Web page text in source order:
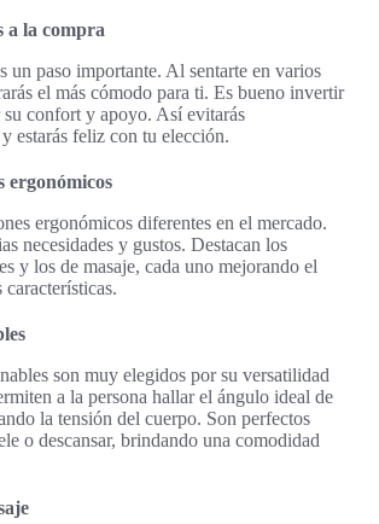
a la compra
un paso importante. Al sentarte en varios
el más cómodo para ti. Es bueno invertir
su confort y apoyo. Así evitarás
estarás feliz con tu elección.
ergonómicos
ergonómicos diferentes en el mercado.
necesidades y gustos. Destacan los
y los de masaje, cada uno mejorando el
características.
son muy elegidos por su versatilidad
a la persona hallar el ángulo ideal de
la tensión del cuerpo. Son perfectos
o descansar, brindando una comodidad